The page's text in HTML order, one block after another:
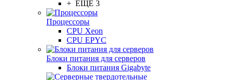
+ ЕЩЕ 3
Процессоры
CPU Xeon
CPU EPYC
Блоки питания для серверов
Блоки питания Gigabyte